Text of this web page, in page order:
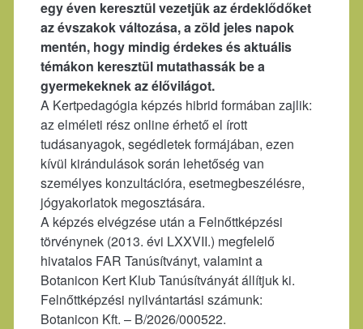
egy éven keresztül vezetjük az érdeklődőket
az évszakok változása, a zöld jeles napok
mentén, hogy mindig érdekes és aktuális
témákon keresztül mutathassák be a
gyermekeknek az élővilágot.
A Kertpedagógia képzés hibrid formában zajlik:
az elméleti rész online érhető el írott
tudásanyagok, segédletek formájában, ezen
kívül kirándulások során lehetőség van
személyes konzultációra, esetmegbeszélésre,
jógyakorlatok megosztására.
A képzés elvégzése után a Felnőttképzési
törvénynek (2013. évi LXXVII.) megfelelő
hivatalos FAR Tanúsítványt, valamint a
Botanicon Kert Klub Tanúsítványát állítjuk ki.
Felnőttképzési nyilvántartási számunk:
Botanicon Kft. – B/2026/000522.